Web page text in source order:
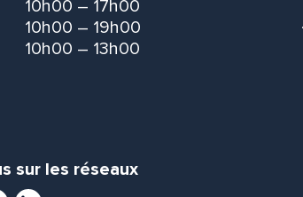
10h00 – 17h00
10h00 – 19h00
10h00 – 13h00
sur les réseaux